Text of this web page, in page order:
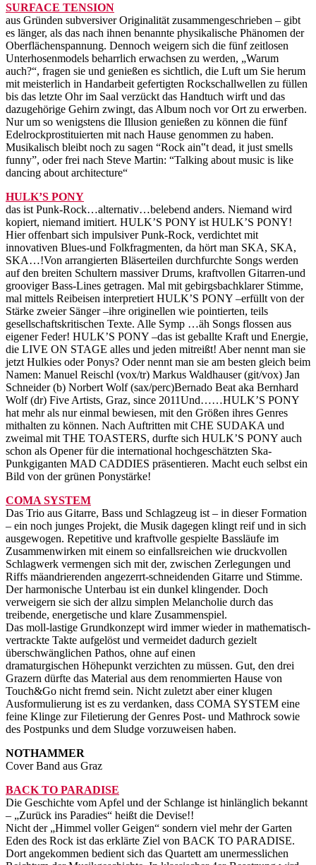
SURFACE TENSION
aus Gründen subversiver Originalität zusammengeschrieben – gibt
es länger, als das nach ihnen benannte physikalische Phänomen der
Oberflächenspannung. Dennoch weigern sich die fünf zeitlosen
Unterhosenmodels beharrlich erwachsen zu werden, „Warum
auch?“, fragen sie und genießen es sichtlich, die Luft um Sie herum
mit meisterlich in Handarbeit gefertigten Rockschallwellen zu füllen
bis das letzte Ohr im Saal verzückt das Handtuch wirft und das
dazugehörige Gehirn zwingt, das Album noch vor Ort zu erwerben.
Nur um so wenigstens die Illusion genießen zu können die fünf
Edelrockprostituierten mit nach Hause genommen zu haben.
Musikalisch bleibt noch zu sagen “Rock ain‟t dead, it just smells
funny”, oder frei nach Steve Martin: “Talking about music is like
dancing about architecture“
HULK’S PONY
das ist Punk-Rock…alternativ…belebend anders. Niemand wird
kopiert, niemand imitiert. HULK’S PONY ist HULK’S PONY!
Hier offenbart sich impulsiver Punk-Rock, verdichtet mit
innovativen Blues-und Folkfragmenten, da hört man SKA, SKA,
SKA…!Von arrangierten Bläserteilen durchfurchte Songs werden
auf den breiten Schultern massiver Drums, kraftvollen Gitarren-und
grooviger Bass-Lines getragen. Mal mit gebirgsbachklarer Stimme,
mal mittels Reibeisen interpretiert HULK’S PONY –erfüllt von der
Stärke zweier Sänger –ihre originellen wie pointierten, teils
gesellschaftskritischen Texte. Alle Symp …äh Songs flossen aus
eigener Feder! HULK’S PONY –das ist geballte Kraft und Energie,
die LIVE ON STAGE alles und jeden mitreißt! Aber nennt man sie
jetzt Hulkies oder Ponys? Oder nennt man sie am besten gleich beim
Namen: Manuel Reischl (vox/tr) Markus Waldhauser (git/vox) Jan
Schneider (b) Norbert Wolf (sax/perc)Bernado Beat aka Bernhard
Wolf (dr) Five Artists, Graz, since 2011Und……HULK’S PONY
hat mehr als nur einmal bewiesen, mit den Größen ihres Genres
mithalten zu können. Nach Auftritten mit CHE SUDAKA und
zweimal mit THE TOASTERS, durfte sich HULK’S PONY auch
schon als Opener für die international hochgeschätzten Ska-
Punkgiganten MAD CADDIES präsentieren. Macht euch selbst ein
Bild von der grünen Ponystärke!
COMA SYSTEM
Das Trio aus Gitarre, Bass und Schlagzeug ist – in dieser Formation
– ein noch junges Projekt, die Musik dagegen klingt reif und in sich
ausgewogen. Repetitive und kraftvolle gespielte Bassläufe im
Zusammenwirken mit einem so einfallsreichen wie druckvollen
Schlagwerk vermengen sich mit der, zwischen Zerlegungen und
Riffs mäandrierenden angezerrt-schneidenden Gitarre und Stimme.
Der harmonische Unterbau ist ein dunkel klingender. Doch
verweigern sie sich der allzu simplen Melancholie durch das
treibende, energetische und klare Zusammenspiel.
Das moll-lastige Grundkonzept wird immer wieder in mathematisch-
vertrackte Takte aufgelöst und vermeidet dadurch gezielt
überschwänglichen Pathos, ohne auf einen
dramaturgischen Höhepunkt verzichten zu müssen. Gut, den drei
Grazern dürfte das Material aus dem renommierten Hause von
Touch&Go nicht fremd sein. Nicht zuletzt aber einer klugen
Ausformulierung ist es zu verdanken, dass COMA SYSTEM eine
feine Klinge zur Filetierung der Genres Post- und Mathrock sowie
des Postpunks und dem Sludge vorzuweisen haben.
NOTHAMMER
Cover Band aus Graz
BACK TO PARADISE
Die Geschichte vom Apfel und der Schlange ist hinlänglich bekannt
– „Zurück ins Paradies“ heißt die Devise!!
Nicht der „Himmel voller Geigen“ sondern viel mehr der Garten
Eden des Rock ist das erklärte Ziel von BACK TO PARADISE.
Dort angekommen bedient sich das Quartett am unermesslichen